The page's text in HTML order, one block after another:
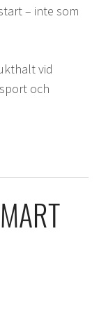
– inte som
vid
och